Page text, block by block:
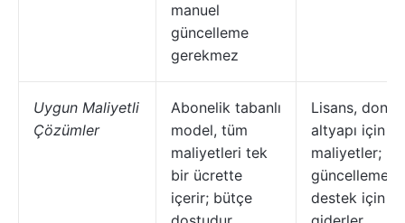
manuel
güncelleme
gerekmez
Uygun Maliyetli
Çözümler
Abonelik tabanlı
model, tüm
maliyetleri tek
bir ücrette
içerir; bütçe
Lisans,
altyapı için
maliyetler;
güncelleme
destek için